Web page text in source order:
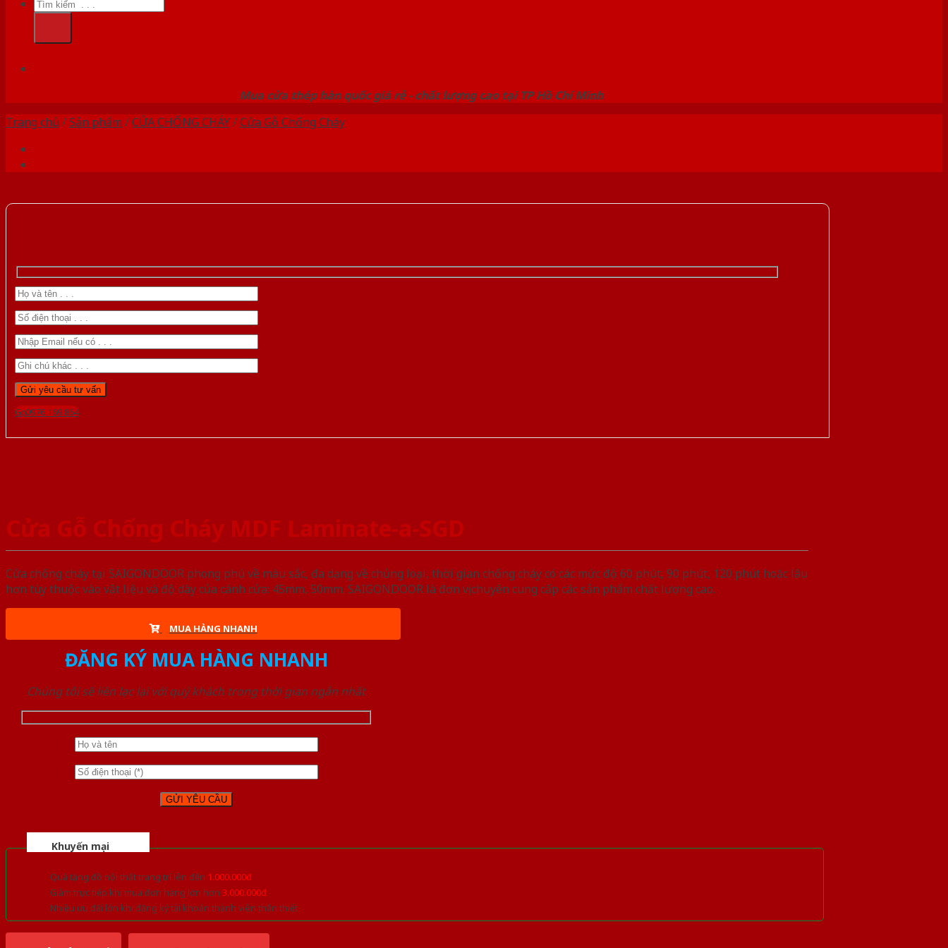
kiếm:
Mua cửa thép hàn quốc giá rẻ - chất lượng cao tại TP Hồ Chí Minh
Trang chủ /Sản phẩm /CỬA CHỐNG CHÁY/Cửa Gỗ Chống Cháy
Gọi 0976.169.864
Cửa Gỗ Chống Cháy MDF Laminate-a-SGD
Cửa chống cháy tại SAIGONDOOR phong phú về màu sắc, đa dạng về chủng loại, thời gian chống cháy có các mức độ 60 phút, 90 phút, 120 phút hoặc lâu
hơn tùy thuộc vào vật liệu và độ dày của cánh cửa: 45mm, 50mm. SAIGONDOOR là đơn vị chuyên cung cấp các sản phẩm chất lượng cao.
MUA HÀNG NHANH
ĐĂNG KÝ MUA HÀNG NHANH
Chúng tôi sẽ liên lạc lại với quý khách trong thời gian ngắn nhất
Khuyến mại
Quà tặng đồ nội thất trang trí lên đến 1.000.000đ
Giảm trực tiếp khi mua đơn hàng lớn hơn 3.000.000đ
Nhiều ưu đãi lớn khi đăng ký tài khoản thành viên thân thiết